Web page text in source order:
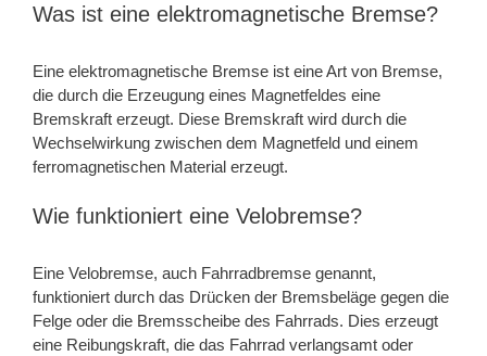
Was ist eine elektromagnetische Bremse?
Eine elektromagnetische Bremse ist eine Art von Bremse,
die durch die Erzeugung eines Magnetfeldes eine
Bremskraft erzeugt. Diese Bremskraft wird durch die
Wechselwirkung zwischen dem Magnetfeld und einem
ferromagnetischen Material erzeugt.
Wie funktioniert eine Velobremse?
Eine Velobremse, auch Fahrradbremse genannt,
funktioniert durch das Drücken der Bremsbeläge gegen die
Felge oder die Bremsscheibe des Fahrrads. Dies erzeugt
eine Reibungskraft, die das Fahrrad verlangsamt oder